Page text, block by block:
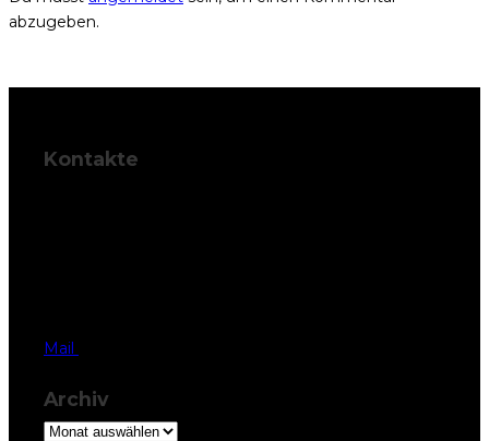
abzugeben.
Kontakte
Mail
Archiv
Archiv